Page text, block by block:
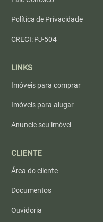
Política de Privacidade
CRECI: PJ-504
LINKS
Imóveis para comprar
Imóveis para alugar
Anuncie seu imóvel
CLIENTE
Área do cliente
Documentos
Ouvidoria